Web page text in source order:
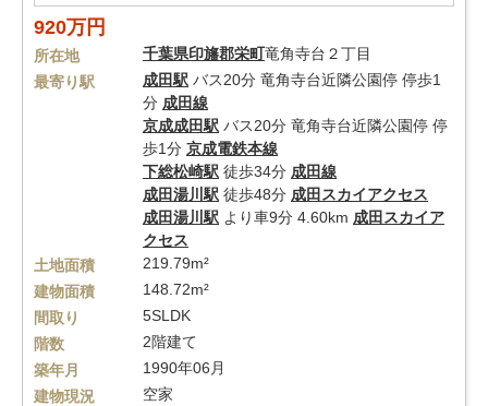
920万円
所在地 千葉県印旛郡栄町竜角寺台２丁目
最寄り駅
成田駅 バス20分 竜角寺台近隣公園停 停歩1
分 成田線
京成成田駅 バス20分 竜角寺台近隣公園停 停
歩1分 京成電鉄本線
下総松崎駅 徒歩34分 成田線
成田湯川駅 徒歩48分 成田スカイアクセス
成田湯川駅 より車9分 4.60km 成田スカイア
クセス
土地面積
219.79m²
建物面積
148.72m²
間取り
5SLDK
階数
2階建て
築年月
1990年06月
建物現況
空家